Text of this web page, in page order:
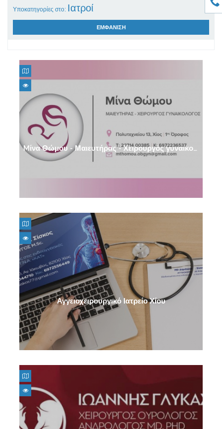
Υποκατηγορίες στο: Ιατροί
ΕΜΦΑΝΙΣΗ
Αγγειοχειρουργοί
Ακτινολόγοι
Γαστρεντερολόγοι
Γυναικολόγοι
Κέντρο Κολποσκόπησης
Ειδικοί νευρολόγοι
Ειδικοί Παθολόγοι
Παιδίατροι
Πνευμονολόγοι
Χειρουργοί Ορθοπεδικοί
Χειρουργοί Οφθαλμίατροι
Ψυχίατροι
Παιδοψυχίατροι
Ηπατολόγοι
Αγγειοχειρουργικό Ιατρείο Χίου